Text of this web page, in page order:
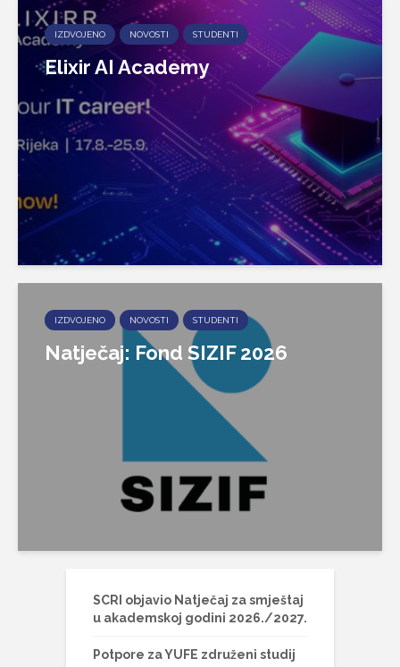
IZDVOJENO NOVOSTI STUDENTI
Elixir AI Academy
IZDVOJENO NOVOSTI STUDENTI
Natječaj: Fond SIZIF 2026
SCRI objavio Natječaj za smještaj
u akademskoj godini 2026./2027.
Potpore za YUFE združeni studij